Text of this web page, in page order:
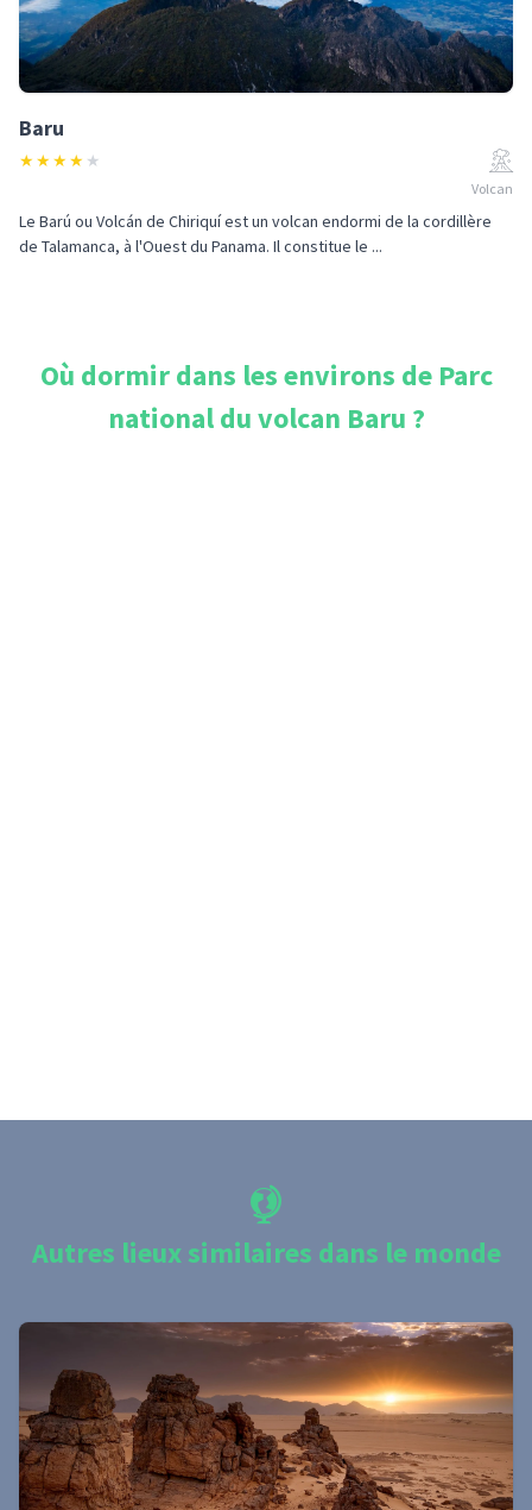
Baru
★★★★ ★
Volcan
Le Barú ou Volcán de Chiriquí est un volcan endormi de la cordillère
de Talamanca, à l'Ouest du Panama. Il constitue le ...
Où dormir dans les environs de Parc
national du volcan Baru ?
Autres lieux similaires dans le monde